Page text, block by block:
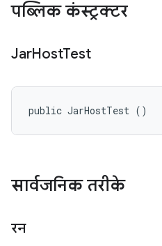
पब्लिक कंस्ट्रक्टर
JarHostTest
public JarHostTest ()
सार्वजनिक तरीके
रन